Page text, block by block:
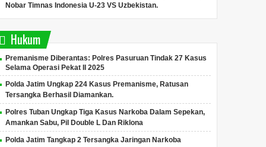
Yang Belum
Membantu Yang Belum
Terungkap.Okn...
Nobar Timnas Indonesia U-23 VS Uzbekistan.
Hukum
Premanisme Diberantas: Polres Pasuruan Tindak 27 Kasus
Selama Operasi Pekat II 2025
Polda Jatim Ungkap 224 Kasus Premanisme, Ratusan
Tersangka Berhasil Diamankan.
Polres Tuban Ungkap Tiga Kasus Narkoba Dalam Sepekan,
Amankan Sabu, Pil Double L Dan Riklona
Polda Jatim Tangkap 2 Tersangka Jaringan Narkoba